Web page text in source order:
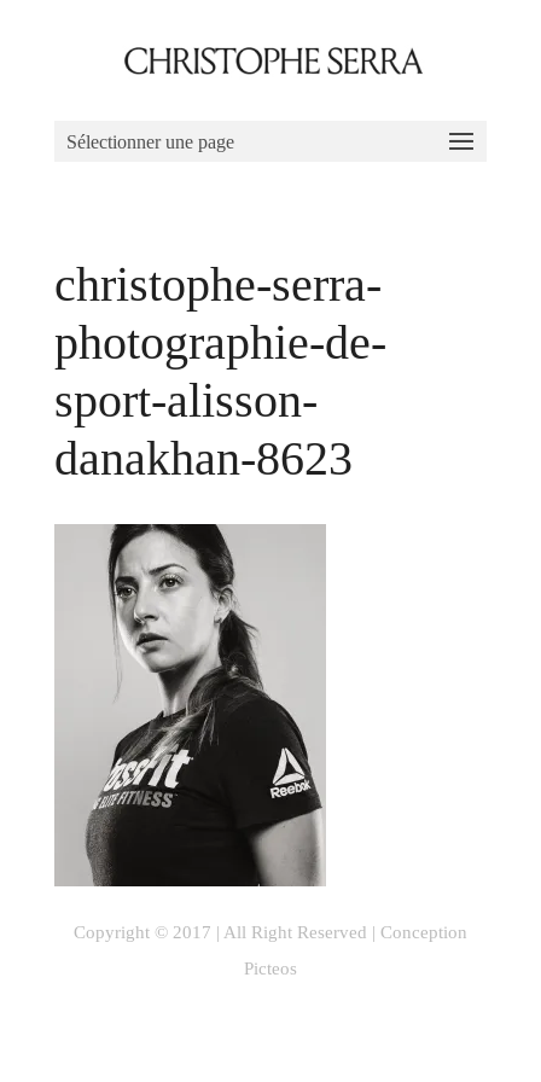
Sélectionner une page
christophe-serra-
photographie-de-
sport-alisson-
danakhan-8623
Copyright © 2017 | All Right Reserved | Conception
Picteos